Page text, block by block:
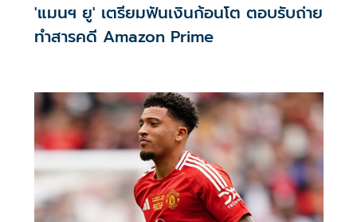
'แมนฯ ยู' เตรียมฟันเงินก้อนโต ตอบรับถ่าย
ทำสารคดี Amazon Prime